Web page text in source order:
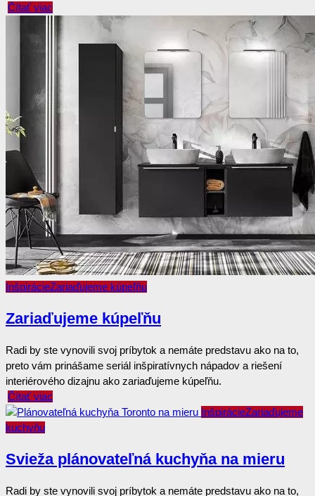
Čítať viac
InšpirácieZariaďujeme kúpeľňu
Zariaďujeme kúpeľňu
Radi by ste vynovili svoj príbytok a nemáte predstavu ako na to,
preto vám prinášame seriál inšpiratívnych nápadov a riešení
interiérového dizajnu ako zariaďujeme kúpeľňu.
Čítať viac
InšpirácieZariaďujeme
kuchyňu
Svieža plánovateľná kuchyňa na mieru
Radi by ste vynovili svoj príbytok a nemáte predstavu ako na to,